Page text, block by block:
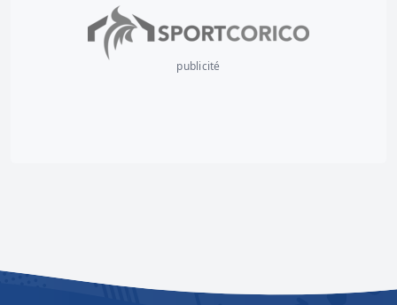
publicité